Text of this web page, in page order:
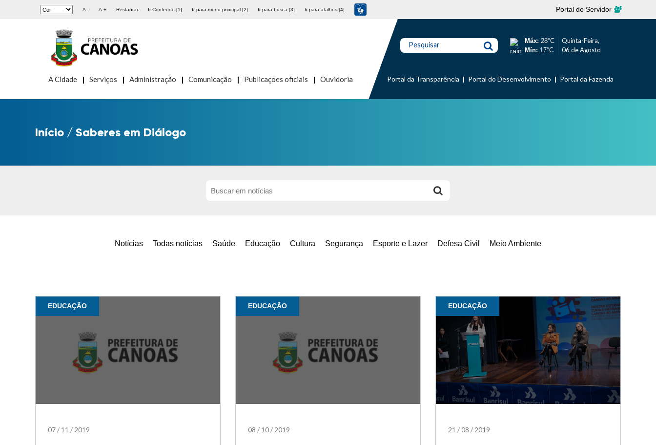
A - A + Restaurar Ir Conteudo [1] Ir para menu principal [2] Ir para busca [3] Ir para atalhos [4] Portal do Servidor
A Cidade Serviços Administração Comunicação Publicações oficiais Ouvidoria
Pesquisar Máx: 28°C
Mín: 17°C
Quinta-Feira,
06 de Agosto
Portal da Transparência Portal do Desenvolvimento Portal da Fazenda
Início / Saberes em Diálogo
Notícias Todas notícias Saúde Educação Cultura Segurança Esporte e Lazer Defesa Civil Meio Ambiente
EDUCAÇÃO
07/ 11 /2019
EDUCAÇÃO
08 / 10/2019
EDUCAÇÃO
21 /08 /2019